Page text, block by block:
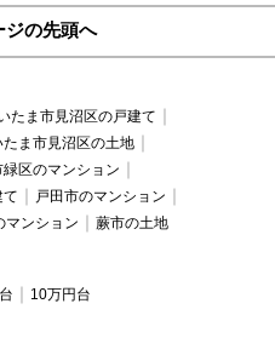
ジの先頭へ
たま市見沼区の戸建て
たま市見沼区の土地
区のマンション
て
戸田市のマンション
マンション 蕨市の土地
10万円台